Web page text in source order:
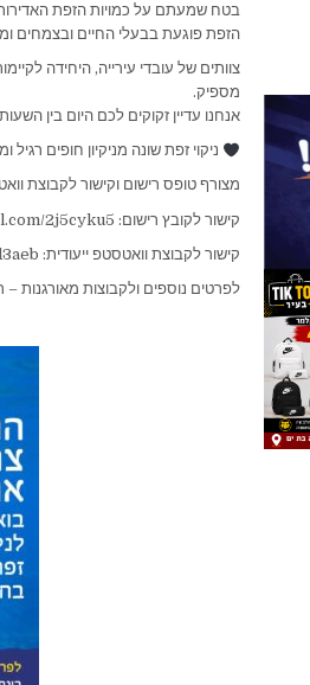
בטח שמעתם על כמויות הזפת
הזפת פוגעת בבעלי החיים ובצמחים
צוותים של עובדי עירייה, היחידה
מספיק.
אנחנו עדיין זקוקים לכם היום בין השעות 14:30-16:30, ומחר משעה 8:30.
ניקוי זפת שונה מניקיון חופים
מצורף טופס רישום וקישור לקבוצת
קישור לקובץ רישום: https://tinyurl.com/2j5cyku5
קישור לקבוצת וואטסטפ ייעודית: https://tinyurl.com/kwld3aeb
לפרטים נוספים ולקבוצות מאורגנות – רינת